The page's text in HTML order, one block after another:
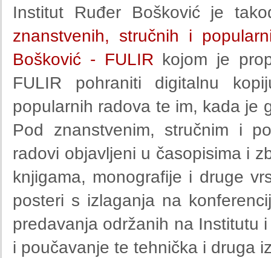
Institut Ruđer Bošković je
znanstvenih, stručnih i
Bošković - FULIR kojom je
FULIR pohraniti digitalnu
popularnih radova te im, kada je
Pod znanstvenim, stručnim i
radovi objavljeni u časopisima i
knjigama, monografije i druge
posteri s izlaganja na
predavanja održanih na Institutu
i poučavanje te tehnička i druga